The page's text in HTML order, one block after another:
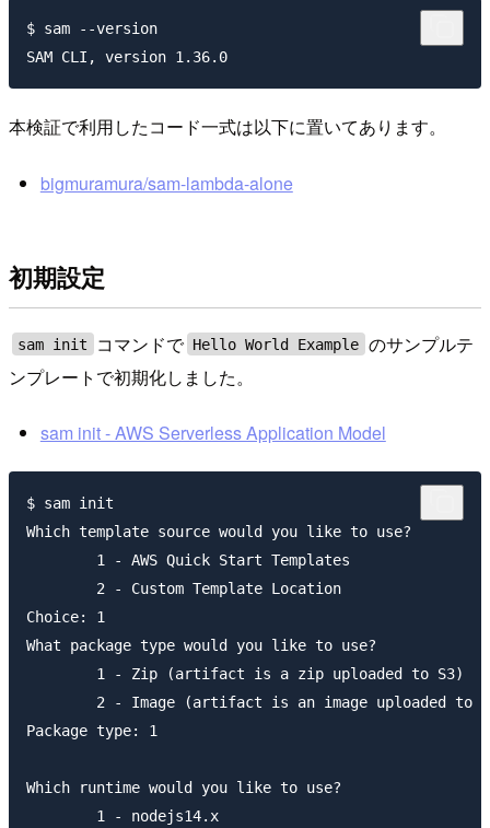
$ sam --version
本検証で利用したコード一式は以下に置いてあります。
bigmuramura/sam-lambda-alone
初期設定
sam init コマンドで Hello World Example のサンプルテ
ンプレートで初期化しました。
sam init - AWS Serverless Application Model
$ sam init
Which template source would you like to use?
Choice: 1
What package type would you like to use?
Package type: 1
Which runtime would you like to use?